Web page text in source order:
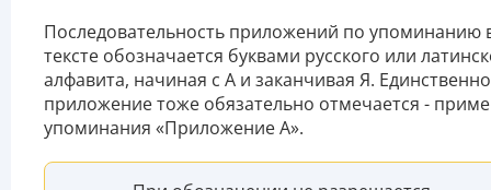
Последовательность приложений по упоминанию
тексте обозначается буквами русского или
алфавита, начиная с А и заканчивая Я.
приложение тоже обязательно отмечается -
упоминания «Приложение А».